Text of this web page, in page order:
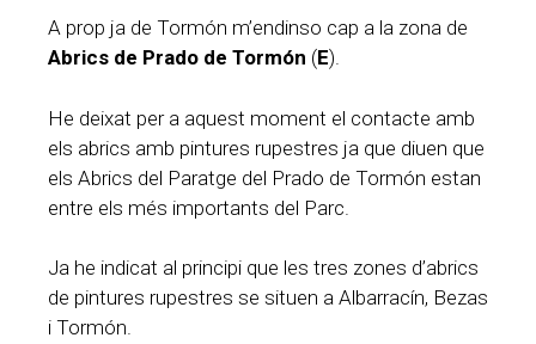
A prop ja de Tormón m’endinso cap a la zona de
Abrics de Prado de Tormón (E).
He deixat per a aquest moment el contacte amb
els abrics amb pintures rupestres ja que diuen que
els Abrics del Paratge del Prado de Tormón estan
entre els més importants del Parc.
Ja he indicat al principi que les tres zones d’abrics
de pintures rupestres se situen a Albarracín, Bezas
i Tormón.